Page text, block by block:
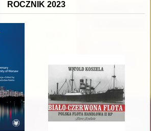
ROCZNIK 2023